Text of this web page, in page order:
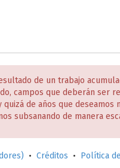
de un trabajo
campos que deberán ser
de años que
subsanando de manera
• Créditos • Política